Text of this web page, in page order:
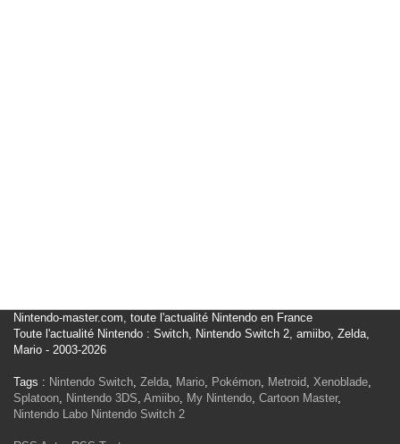
Nintendo-master.com, toute l'actualité Nintendo en France
Toute l'actualité Nintendo : Switch, Nintendo Switch 2, amiibo, Zelda,
Mario - 2003-2026
Tags : Nintendo Switch, Zelda, Mario, Pokémon, Metroid, Xenoblade,
Splatoon, Nintendo 3DS, Amiibo, My Nintendo, Cartoon Master,
Nintendo Labo Nintendo Switch 2